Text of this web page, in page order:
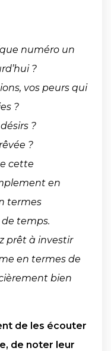
numéro un
?
vos peurs qui
?
?
?
cette
en
termes
de temps.
prêt à investir
en termes de
bien
de les écouter
de noter leur